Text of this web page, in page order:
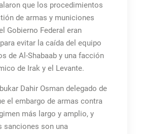
que los procedimientos
de armas y municiones
Gobierno Federal eran
evitar la caída del equipo
de Al-Shabaab y una facción
de Irak y el Levante.
Dahir Osman delegado de
el embargo de armas contra
más largo y amplio, y
sanciones son una